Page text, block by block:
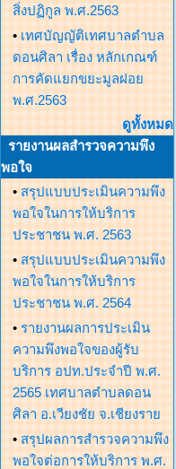
สิ่งปฏิกูล พ.ศ.2563
• เทศบัญญัติเทศบาลตำบล
ดอนศิลา เรื่อง หลักเกณฑ์
การคัดแยกขยะมูลฝอย
พ.ศ.2563
ดูทั้งหมด
รายงานผลสำรวจความพึง
พอใจ
• สรุปแบบประเมินความพึง
พอใจในการให้บริการ
ประชาชน พ.ศ. 2563
• สรุปแบบประเมินความพึง
พอใจในการให้บริการ
ประชาชน พ.ศ. 2564
• รายงานผลการประเมิน
ความพึงพอใจของผู้รับ
บริการ อปท.ประจำปี พ.ศ.
2565 เทศบาลตำบลดอน
ศิลา อ.เวียงชัย จ.เชียงราย
• สรุปผลการสำรวจความพึง
พอใจต่อการให้บริการ พ.ศ.